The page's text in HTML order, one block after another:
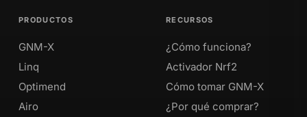
PRODUCTOS
GNM-X
Linq
Optimend
Airo
RECURSOS
¿Cómo funciona?
Activador Nrf2
Cómo tomar GNM-X
¿Por qué comprar?